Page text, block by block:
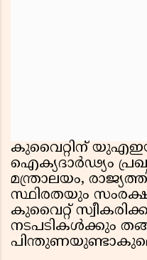
കുവൈറ്റിന്
ഐക്യദാർഢ്യം
മന്ത്രാലയം,
സ്ഥിരതയും
കുവൈറ്റ്
നടപടികൾക്കും